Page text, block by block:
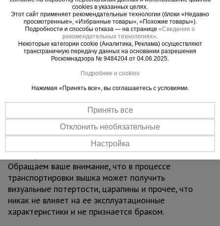
стоимость) до 7 метров. Секции вышки снабжены
диагональными металлическими стяжками. Они
обеспечивают дополнительную устойчивость при
резких порывах ветра. Настил изготовлен из
фанеры толщиной 10 мм и имеет люк для
безопасного и удобного перемещения во время
работ. Если докупить еще один настил, можно
работать вдвоем: вышка выдерживает вес до
при высоте вышки более 5 метров
рекомендуем использовать комплект
стабилизаторов для обеспечения лучшей
устойчивости и безопасности проводимых на
вышке работ.
Обращаем ваше внимание, что в процессе
транспортировки вышка может получить
визуальные потертости, царапины и прочее, что
никак не влияет на ее эксплуатационные
характеристики и не признается браком.
cookies в указанных целях.
Этот сайт применяет рекомендательные технологии (блоки «Недавно
просмотренные», «Избранные товары», «Похожие товары»).
Подробности и способы отказа — на странице «Сведения о
рекомендательных технологиях».
Некоторые категории cookie (Аналитика, Реклама) осуществляют
трансграничную передачу данных на основании разрешения
Роскомнадзора № 9484204 от 04.06.2025.
Подробнее о cookies
Нажимая «Принять все», вы соглашаетесь с условиями.
Принять все
Отклонить необязательные
Настройка